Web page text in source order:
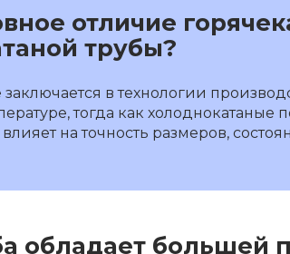
отличие
трубы?
заключается в технологии
тогда как
на точность размеров,
обладает большей